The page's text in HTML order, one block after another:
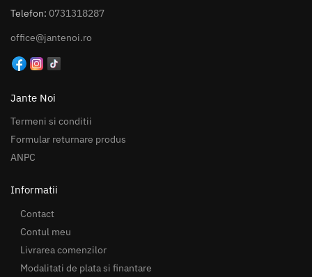
Telefon: 0731318287
office@jantenoi.ro
Jante Noi
Termeni si conditii
Formular returnare produs
ANPC
Informatii
Contact
Contul meu
Livrarea comenzilor
Modalitati de plata si finantare